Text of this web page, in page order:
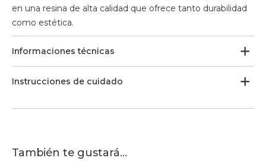
en una resina de alta calidad que ofrece tanto durabilidad
como estética.
Informaciones técnicas
Instrucciones de cuidado
También te gustará...